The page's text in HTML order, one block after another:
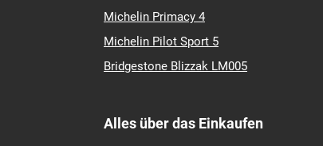
Michelin Primacy 4
Michelin Pilot Sport 5
Bridgestone Blizzak LM005
Alles über das Einkaufen